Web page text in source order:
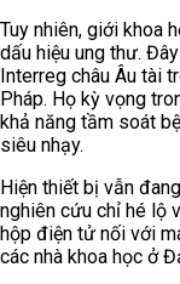
Tuy nhiên, giới khoa
dấu hiệu ung thư.
Interreg châu Âu tài
Pháp. Họ kỳ vọng
khả năng tầm soát
siêu nhạy.
Hiện thiết bị vẫn
nghiên cứu chỉ hé lộ
hộp điện tử nối với
các nhà khoa học ở